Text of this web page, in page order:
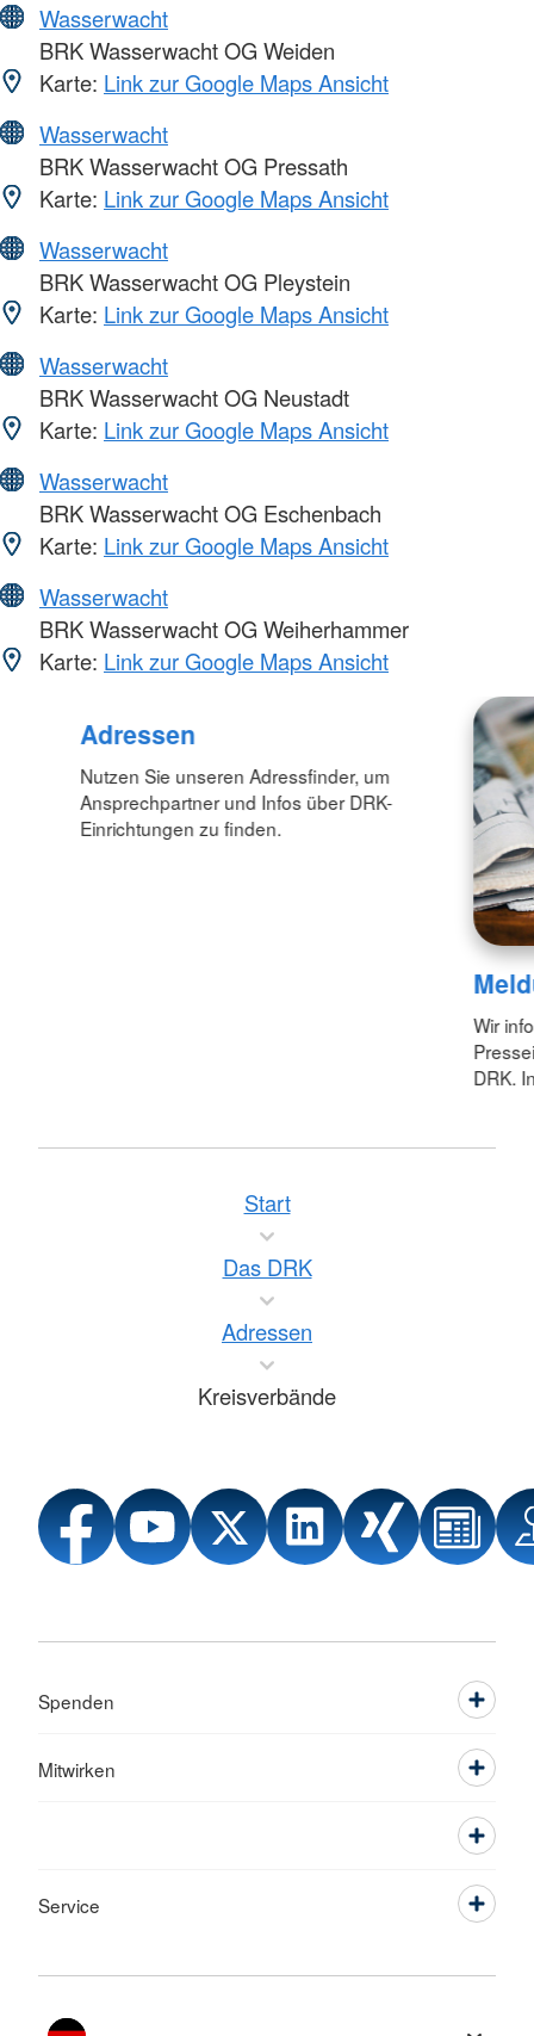
Wasserwacht
BRK Wasserwacht OG Weiden
Karte: Link zur Google Maps Ansicht
Wasserwacht
BRK Wasserwacht OG Pressath
Karte: Link zur Google Maps Ansicht
Wasserwacht
BRK Wasserwacht OG Pleystein
Karte: Link zur Google Maps Ansicht
Wasserwacht
BRK Wasserwacht OG Neustadt
Karte: Link zur Google Maps Ansicht
Wasserwacht
BRK Wasserwacht OG Eschenbach
Karte: Link zur Google Maps Ansicht
Wasserwacht
BRK Wasserwacht OG Weiherhammer
Karte: Link zur Google Maps Ansicht
Adressen
Nutzen Sie unseren Adressfinder, um
Ansprechpartner und Infos über DRK-
Einrichtungen zu finden.
Wir
DRK.
Start
Das DRK
Adressen
Kreisverbände
Spenden
Mitwirken
Service
Sprache wechseln zu